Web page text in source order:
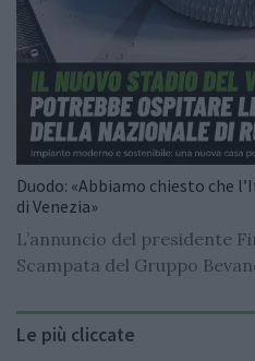
Duodo: «Abbiamo chiesto che
di Venezia»
L’annuncio del presidente
Scampata del Gruppo
Le più cliccate